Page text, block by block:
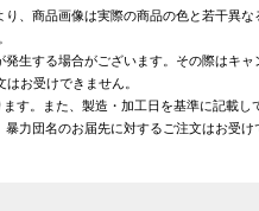
、商品画像は実際の商品の色と若干異
生する場合がございます。その際はキ
お受けできません。
す。また、製造・加工日を基準に記載
力団名のお届先に対するご注文はお受け